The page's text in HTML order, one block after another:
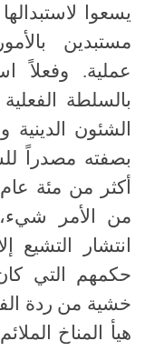
يسعوا
مستبدين
عملية. وفعلاً
بالسلطة
الشئون
بصفته مصدراً
أكثر من مئة
من الأمر
انتشار
حكمهم التي
خشية من ردة
هيأ المناخ